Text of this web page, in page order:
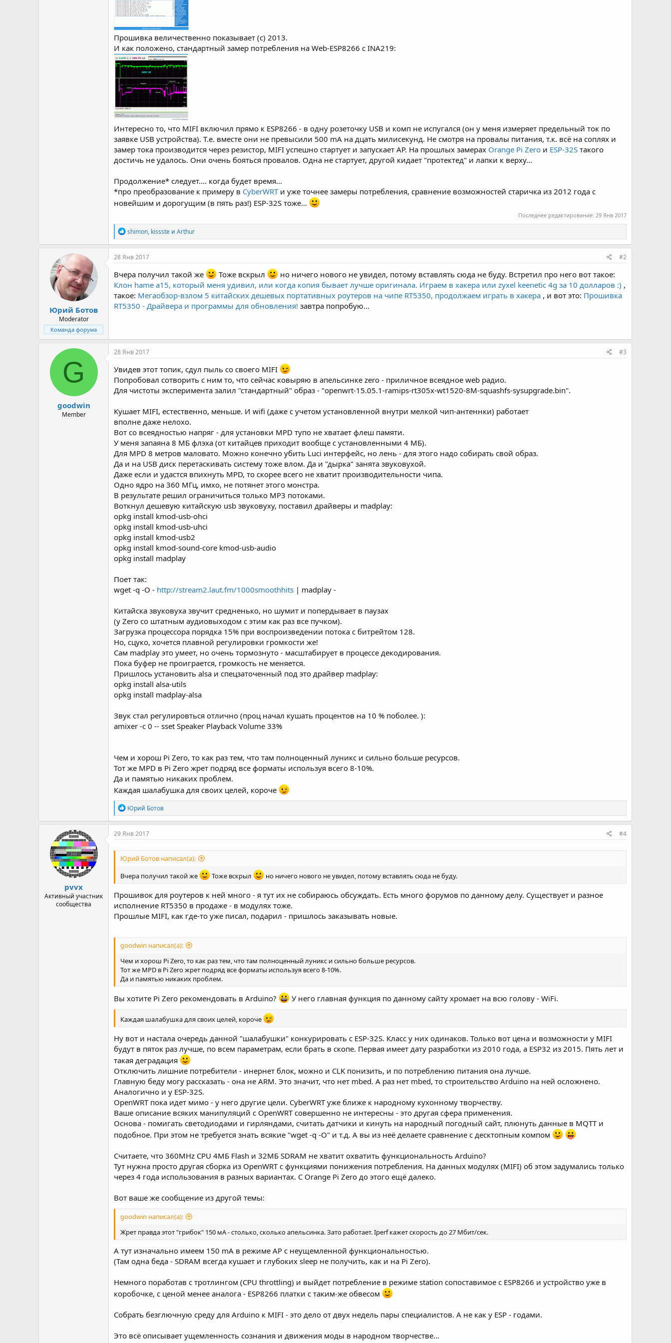
Прошивка величественно показывает (с) 2013.
И как положено, стандартный замер потребления на Web-ESP8266 c INA219:
Интересно то, что MIFI включил прямо к ESP8266 - в одну розеточку USB и комп не испугался (он у меня измеряет предельный ток по
заявке USB устройства). Т.е. вместе они не превысили 500 mA на дцать милисекунд. Не смотря на провалы питания, т.к. всё на соплях и
замер тока производится через резистор, MIFI успешно стартует и запускает AP. На прошлых замерах Orange Pi Zero и ESP-32S такого
достичь не удалось. Они очень бояться провалов. Одна не стартует, другой кидает "протектед" и лапки к верху...
Продолжение* следует.... когда будет время...
*про преобразование к примеру в CyberWRTи уже точнее замеры потребления, сравнение возможностей старичка из 2012 года с
новейшим и дорогущим (в пять раз!) ESP-32S тоже...
Последнее редактирование: 29 Янв 2017
Р
е
а
к
и
:
shimon, kissste иArthur
Юрий Ботов
Moderator
Команда форума
28 Янв 2017 #2
Вчера получил такой же Тоже вскрыл
но ничего нового не увидел, потому вставлять сюда не буду. Встретил про него вот такое:
Клон hame a15, который меня удивил, или когда копия бывает лучше оригинала. Играем в хакера или zyxel keenetic 4g за 10 долларов :) ,
такое: Мегаобзор-взлом 5 китайских дешевых портативных роутеров на чипе RT5350, продолжаем играть в хакера , и вот это: Прошивка
RT5350 - Драйвера и программы для обновления! завтра попробую...
G
goodwin
Member
28 Янв 2017 #3
Увидев этот топик, сдул пыль со своего MIFI
Попробовал сотворить с ним то, что сейчас ковыряю в апельсинке zero - приличное всеядное web радио.
Для чистоты эксперимента залил "стандартный" образ - "openwrt-15.05.1-ramips-rt305x-wt1520-8M-squashfs-sysupgrade.bin".
Кушает MIFI, естественно, меньше. И wifi (даже с учетом установленной внутри мелкой чип-антеннки) работает
вполне даже нелохо.
Вот со всеядностью напряг - для установки MPD тупо не хватает флеш памяти.
У меня запаяна 8 МБ флэха (от китайцев приходит вообще с установленными 4 МБ).
Для MPD 8 метров маловато. Можно конечно убить Luci интерфейс, но лень - для этого надо собирать свой образ.
Да и на USB диск перетаскивать систему тоже влом. Да и "дырка" занята звуковухой.
Даже если и удастся впихнуть MPD, то скорее всего не хватит производительности чипа.
Одно ядро на 360 МГц, имхо, не потянет этого монстра.
В результате решил ограничиться только MP3 потоками.
Воткнул дешевую китайскую usb звуковуху, поставил драйверы и madplay:
opkg install kmod-usb-ohci
opkg install kmod-usb-uhci
opkg install kmod-usb2
opkg install kmod-sound-core kmod-usb-audio
opkg install madplay
Поет так:
wget -q -O - http://stream2.laut.fm/1000smoothhits | madplay -
Китайска звуковуха звучит средненько, но шумит и попердывает в паузах
(у Zero со штатным аудиовыходом с этим как раз все пучком).
Загрузка процессора порядка 15% при воспроизведении потока с битрейтом 128.
Но, сцуко, хочется плавной регулировки громкости же!
Сам madplay это умеет, но очень тормознуто - масштабирует в процессе декодирования.
Пока буфер не проиграется, громкость не меняется.
Пришлось установить alsa и спецзаточенный под это драйвер madplay:
opkg install alsa-utils
opkg install madplay-alsa
Звук стал регулировться отлично (проц начал кушать процентов на 10 % поболее. ):
amixer -c 0 -- sset Speaker Playback Volume 33%
Чем и хорош Pi Zero, то как раз тем, что там полноценный луникс и сильно больше ресурсов.
Тот же MPD в Pi Zero жрет подряд все форматы используя всего 8-10%.
Да и памятью никаких проблем.
Каждая шалабушка для своих целей, короче
Р
е
а
к
:
Юрий Ботов
pvvx
Активный участник
сообщества
29 Янв 2017 #4
Юрий Ботов написал(а):
Вчера получил такой же
Тоже вскрыл но ничего нового не увидел, потому вставлять сюда не буду.
Прошивок для роутеров к ней много - я тут их не собираюсь обсуждать. Есть много форумов по данному делу. Существует и разное
исполнение RT5350 в продаже - в модулях тоже.
Прошлые MIFI, как где-то уже писал, подарил - пришлось заказывать новые.
goodwin написал(а):
Чем и хорош Pi Zero, то как раз тем, что там полноценный луникс и сильно больше ресурсов.
Тот же MPD в Pi Zero жрет подряд все форматы используя всего 8-10%.
Да и памятью никаких проблем.
Вы хотите Pi Zero рекомендовать в Arduino? У него главная функция по данному сайту хромает на всю голову - WiFi.
Каждая шалабушка для своих целей, короче
Ну вот и настала очередь данной "шалабушки" конкурировать с ESP-32S. Класс у них одинаков. Только вот цена и возможности у MIFI
будут в пяток раз лучше, по всем параметрам, если брать в скопе. Первая имеет дату разработки из 2010 года, а ESP32 из 2015. Пять лет и
такая деградация
Отключить лишние потребители - инернет блок, можно и CLK понизить, и по потреблению питания она лучше.
Главную беду могу рассказать - она не ARM. Это значит, что нет mbed. А раз нет mbed, то строительство Arduino на ней осложнено.
Аналогично и у ESP-32S.
OpenWRT пока идет мимо - у него другие цели. CyberWRT уже ближе к народному кухонному творчеству.
Ваше описание всяких манипуляций с OpenWRT совершенно не интересны - это другая сфера применения.
Основа - помигать светодиодами и гирляндами, считать датчики и кинуть на народный погодный сайт, плюнуть данные в MQTT и
подобное. При этом не требуется знать всякие "wget -q -O" и т.д. А вы из неё делаете сравнение с десктопным компом
Считаете, что 360MHz CPU 4МБ Flash и 32МБ SDRAM не хватит охватить функциональность Arduino?
Тут нужна просто другая сборка из OpenWRT c функциями понижения потребления. На данных модулях (MIFI) об этом задумались только
через 4 года использования в разных вариантах. C Orange Pi Zero до этого ещё далеко.
Вот ваше же сообщение из другой темы:
goodwin написал(а):
Жрет правда этот "грибок" 150 мА - столько, сколько апельсинка. Зато работает. Iperf кажет скорость до 27 Мбит/сек.
А тут изначально имеем 150 mA в режиме AP с неущемленной функциональностью.
(Там одна беда - SDRAM всегда кушает и глубоких sleep не получить, как и на Pi Zero).
Немного поработав с тротлингом (CPU throttling) и выйдет потребление в режиме station сопоставимое с ESP8266 и устройство уже в
коробочке, с ценой менее аналога - ESP8266 платки с таким-же обвесом
Собрать безглючную среду для Arduino к MIFI - это дело от двух недель пары специалистов. А не как у ESP - годами.
Это всё описывает ущемленность сознания и движения моды в народном творчестве...